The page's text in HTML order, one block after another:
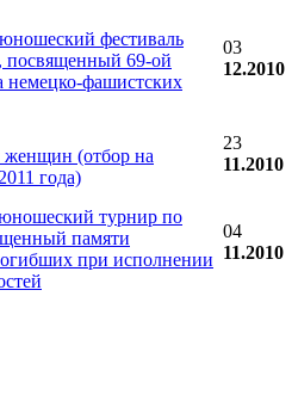
фестиваль
посвященный 69-ой
немецко-фашистских
03
12.2010
женщин (отбор на
года)
23
11.2010
турнир по
памяти
при исполнении
04
11.2010